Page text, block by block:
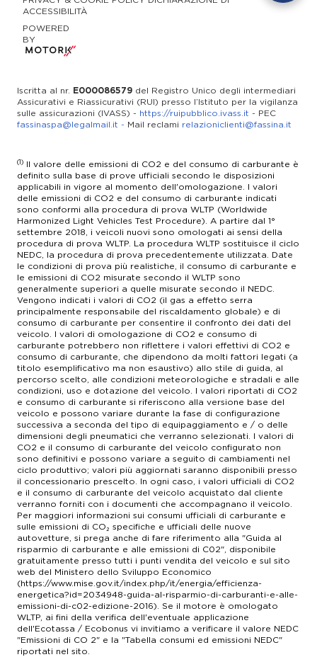
Lun-Ven 08.30 - 12.00 / 14.00 - 17.30
Lun-Ven 8.30 - 12.30 / 14.00 - 18:00
Lun-Ven 8.30 - 12.30 / 14.00 - 18:00
appuntamento
SERVICE
info@bentley-padova.it
Lun-Ven 08.30 - 12.30 / 14.00 - 18.00
VENDITA
Lun-Sab: 09.00 - 12.30 / 14.30-19.00
assistenza@sveziacar.it
Lun-Ven: 08.00 - 12.30 / 14.00 - 17.30
ACCESSIBILITÀ
POWERED
BY
Iscritta al nr. E000086579 del Registro Unico degli intermediari
Assicurativi e Riassicurativi (RUI) presso l’Istituto per la vigilanza
sulle assicurazioni (IVASS) - https://ruipubblico.ivass.it - PEC
fassinaspa@legalmail.it - Mail reclami relazioniclienti@fassina.it
(1) Il valore delle emissioni di CO2 e del consumo di carburante è
definito sulla base di prove ufficiali secondo le disposizioni
applicabili in vigore al momento dell'omologazione. I valori
delle emissioni di CO2 e del consumo di carburante indicati
sono conformi alla procedura di prova WLTP (Worldwide
Harmonized Light Vehicles Test Procedure). A partire dal 1°
settembre 2018, i veicoli nuovi sono omologati ai sensi della
procedura di prova WLTP. La procedura WLTP sostituisce il ciclo
NEDC, la procedura di prova precedentemente utilizzata. Date
le condizioni di prova più realistiche, il consumo di carburante e
le emissioni di CO2 misurate secondo il WLTP sono
generalmente superiori a quelle misurate secondo il NEDC.
Vengono indicati i valori di CO2 (il gas a effetto serra
principalmente responsabile del riscaldamento globale) e di
consumo di carburante per consentire il confronto dei dati del
veicolo. I valori di omologazione di CO2 e consumo di
carburante potrebbero non riflettere i valori effettivi di CO2 e
consumo di carburante, che dipendono da molti fattori legati (a
titolo esemplificativo ma non esaustivo) allo stile di guida, al
percorso scelto, alle condizioni meteorologiche e stradali e alle
condizioni, uso e dotazione del veicolo. I valori riportati di CO2
e consumo di carburante si riferiscono alla versione base del
veicolo e possono variare durante la fase di configurazione
successiva a seconda del tipo di equipaggiamento e / o delle
dimensioni degli pneumatici che verranno selezionati. I valori di
CO2 e il consumo di carburante del veicolo configurato non
sono definitivi e possono variare a seguito di cambiamenti nel
ciclo produttivo; valori più aggiornati saranno disponibili presso
il concessionario prescelto. In ogni caso, i valori ufficiali di CO2
e il consumo di carburante del veicolo acquistato dal cliente
verranno forniti con i documenti che accompagnano il veicolo.
Per maggiori informazioni sui consumi ufficiali di carburante e
sulle emissioni di CO₂ specifiche e ufficiali delle nuove
autovetture, si prega anche di fare riferimento alla "Guida al
risparmio di carburante e alle emissioni di C02", disponibile
gratuitamente presso tutti i punti vendita del veicolo e sul sito
web del Ministero dello Sviluppo Economico
(https://www.mise.gov.it/index.php/it/energia/efficienza-
energetica?id=2034948-guida-al-risparmio-di-carburanti-e-alle-
emissioni-di-c02-edizione-2016). Se il motore è omologato
WLTP, ai fini della verifica dell'eventuale applicazione
dell'Ecotassa / Ecobonus vi invitiamo a verificare il valore NEDC
"Emissioni di CO 2" e la "Tabella consumi ed emissioni NEDC"
riportati nel sito.